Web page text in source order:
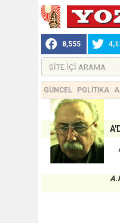
8,555
GÜNCEL POLİTİKA